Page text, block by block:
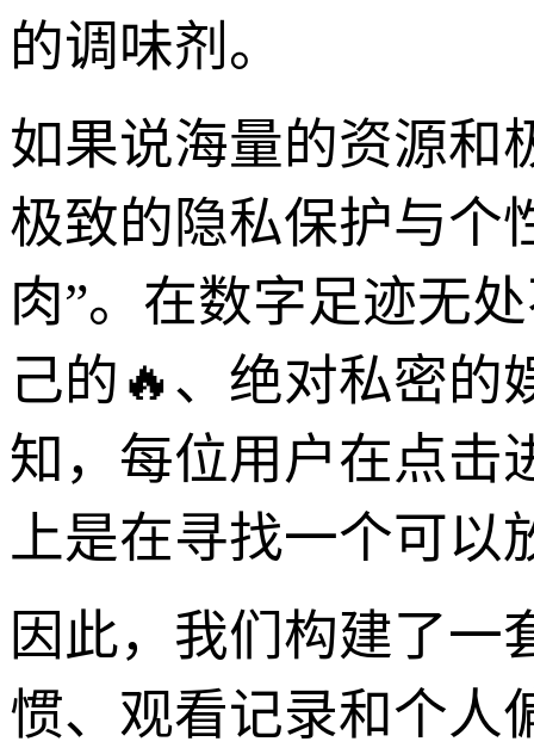
的调味剂。
如果说海量的资源和
极致的隐私保护与个
肉”。在数字足迹无
己的🔥、绝对私密的
知，每位用户在点击
上是在寻找一个可以
因此，我们构建了一
惯、观看记录和个人